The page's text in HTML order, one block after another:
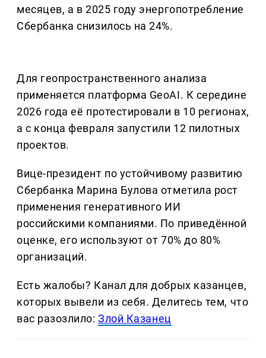
месяцев, а в 2025 году энергопотребление
Сбербанка снизилось на 24%.
Для геопространственного анализа
применяется платформа GeoAI. К середине
2026 года её протестировали в 10 регионах,
а с конца февраля запустили 12 пилотных
проектов.
Вице-президент по устойчивому развитию
Сбербанка Марина Булова отметила рост
применения генеративного ИИ
российскими компаниями. По приведённой
оценке, его используют от 70% до 80%
организаций.
Есть жалобы? Канал для добрых казанцев,
которых вывели из себя. Делитеcь тем, что
вас разозлило:Злой Казанец